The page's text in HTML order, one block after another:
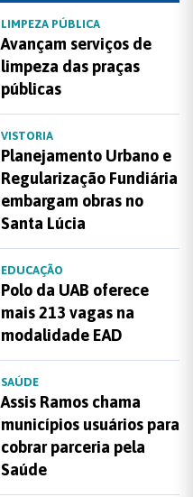
LIMPEZA PÚBLICA
Avançam serviços de
limpeza das praças
públicas
VISTORIA
Planejamento Urbano e
Regularização Fundiária
embargam obras no
Santa Lúcia
EDUCAÇÃO
Polo da UAB oferece
mais 213 vagas na
modalidade EAD
SAÚDE
Assis Ramos chama
municípios usuários para
cobrar parceria pela
Saúde